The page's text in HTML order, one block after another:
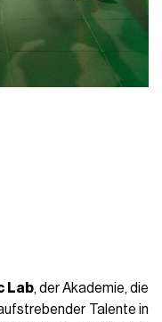
Lab, der Akademie, die
Talente in